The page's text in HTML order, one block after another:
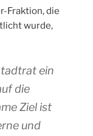
Fraktion, die
wurde,
ein
die
Ziel ist
und